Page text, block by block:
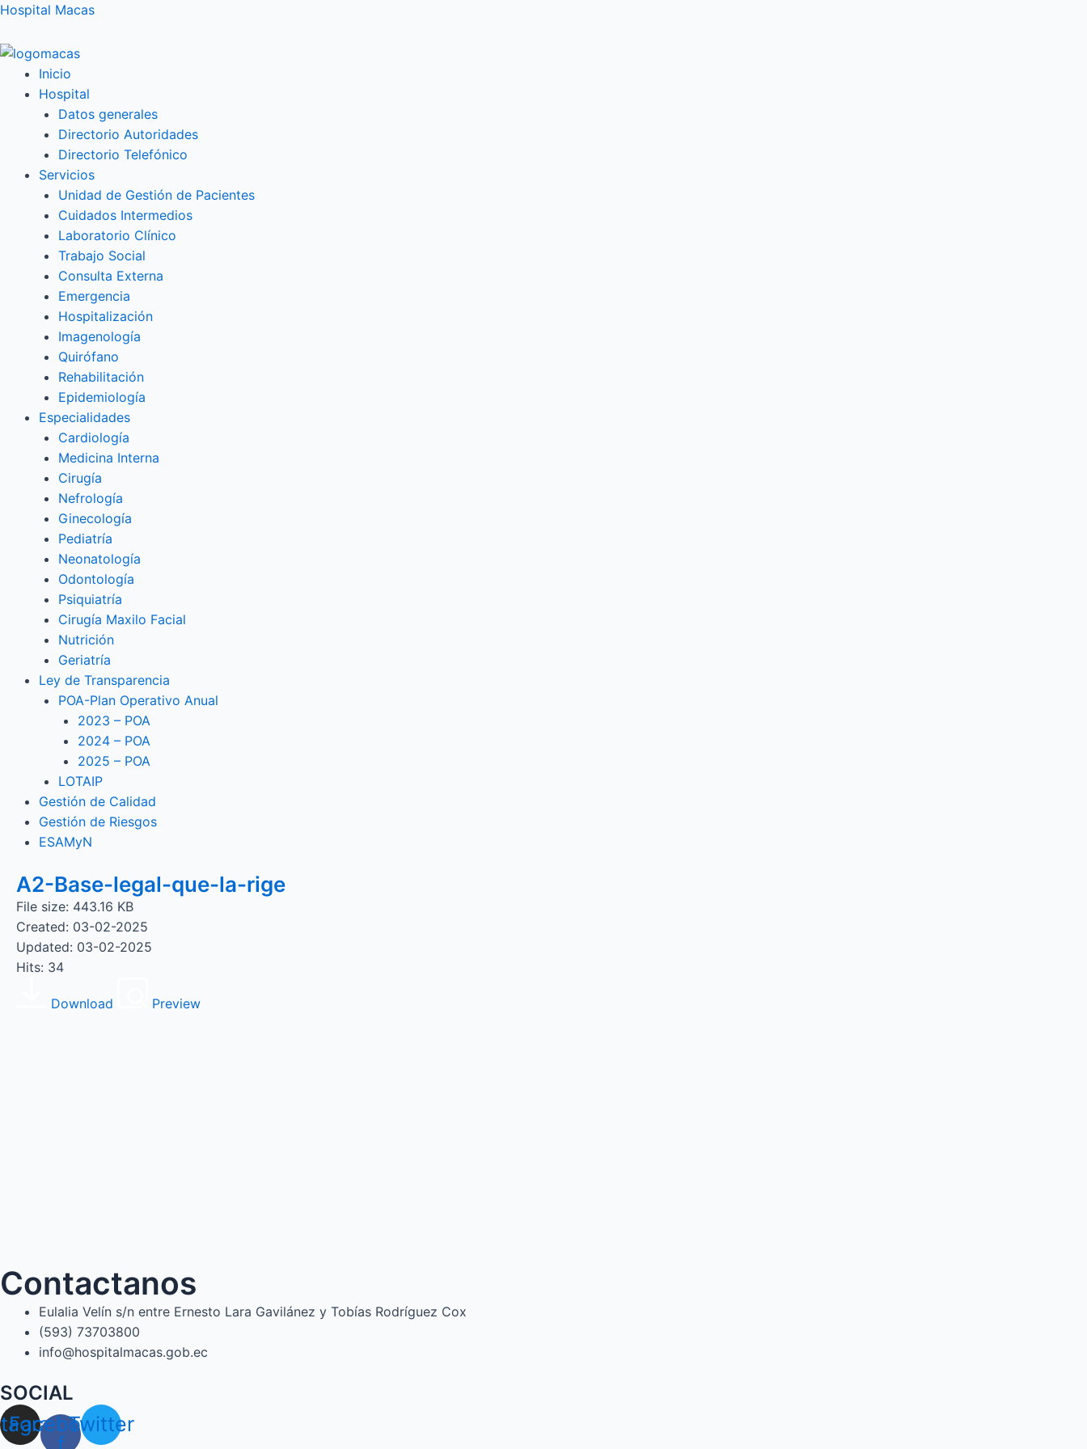
Ir
contenido
Hospital Macas
Inicio
Hospital
Datos generales
Directorio Autoridades
Directorio Telefónico
Servicios
Unidad de Gestión de Pacientes
Cuidados Intermedios
Laboratorio Clínico
Trabajo Social
Consulta Externa
Emergencia
Hospitalización
Imagenología
Quirófano
Rehabilitación
Epidemiología
Especialidades
Cardiología
Medicina Interna
Cirugía
Nefrología
Ginecología
Pediatría
Neonatología
Odontología
Psiquiatría
Cirugía Maxilo Facial
Nutrición
Geriatría
Ley de Transparencia
POA-Plan Operativo Anual
2023 – POA
2024 – POA
2025 – POA
LOTAIP
Gestión de Calidad
Gestión de Riesgos
ESAMyN
A2-Base-legal-que-la-rige
File size: 443.16 KB
Created: 03-02-2025
Updated: 03-02-2025
Hits: 34
Download Preview
Contactanos
Eulalia Velín s/n entre Ernesto Lara Gavilánez y Tobías Rodríguez Cox
(593) 73703800​
info@hospitalmacas.gob.ec
SOCIAL
Facebook-
f
Twitter